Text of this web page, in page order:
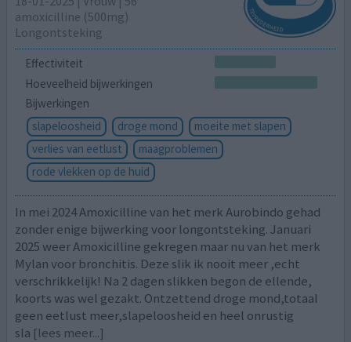
amoxicilline (500mg)
Longontsteking
Effectiviteit
Hoeveelheid bijwerkingen
Bijwerkingen
slapeloosheid
droge mond
moeite met slapen
verlies van eetlust
maagproblemen
rode vlekken op de huid
In mei 2024 Amoxicilline van het merk Aurobindo gehad
zonder enige bijwerking voor longontsteking. Januari
2025 weer Amoxicilline gekregen maar nu van het merk
Mylan voor bronchitis. Deze slik ik nooit meer ,echt
verschrikkelijk! Na 2 dagen slikken begon de ellende,
koorts was wel gezakt. Ontzettend droge mond,totaal
geen eetlust meer,slapeloosheid en heel onrustig
sla [lees meer...]